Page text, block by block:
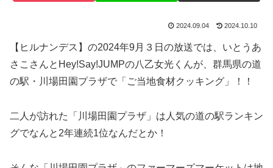
2024.09.04 2024.10.10
【ヒルナンデス】の2024年9月３日の放送では、いとうあ
さこさんとHey!Say!JUMPの八乙女光くんが、群馬県の道
の駅・川場田園プラザで「ご当地食材クッキング」！！
二人が訪れた「川場田園プラザ」は人気の道の駅ランキン
グでなんと2年連続1位なんだとか！